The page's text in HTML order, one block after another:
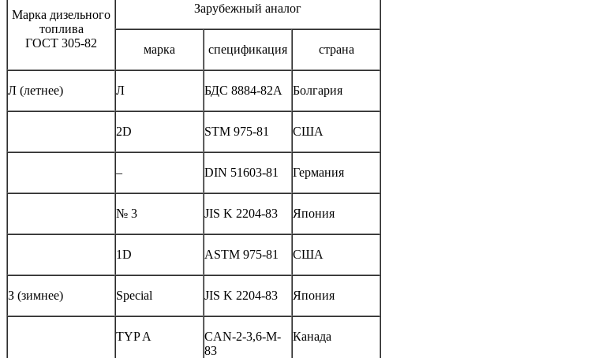
Марка дизельного
топлива
ГОСТ 305-82
Зарубежный аналог
марка спецификация страна
Л (летнее) Л БДС 8884-82А Болгария
2D STM 975-81 США
– DIN 51603-81 Германия
№ 3 JIS K 2204-83 Япония
1D ASTM 975-81 США
З (зимнее) Special JIS K 2204-83 Япония
TYP A
CAN-2-3,6-M-
83
Канада